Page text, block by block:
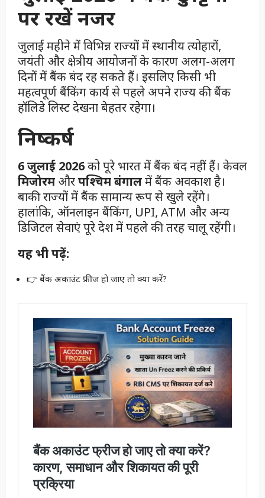
पर रखें नजर
जुलाई महीने में विभिन्न राज्यों में स्थानीय त्योहारों,
जयंती और क्षेत्रीय आयोजनों के कारण अलग-अलग
दिनों में बैंक बंद रह सकते हैं। इसलिए किसी भी
महत्वपूर्ण बैंकिंग कार्य से पहले अपने राज्य की बैंक
हॉलिडे लिस्ट देखना बेहतर रहेगा।
निष्कर्ष
6 जुलाई 2026को पूरे भारत में बैंक बंद नहीं हैं। केवल
मिजोरम औरपश्चिम बंगालमें बैंक अवकाश है।
बाकी राज्यों में बैंक सामान्य रूप से खुले रहेंगे।
हालांकि, ऑनलाइन बैंकिंग, UPI, ATM और अन्य
डिजिटल सेवाएं पूरे देश में पहले की तरह चालू रहेंगी।
यह भी पढ़ें:
👉 बैंक अकाउंट फ्रीज हो जाए तो क्या करें?